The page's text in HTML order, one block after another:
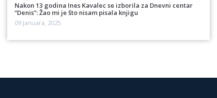
Nakon 13 godina Ines Kavalec se izborila za Dnevni centar
“Denis”: Žao mi je što nisam pisala knjigu
09 Januara, 2025